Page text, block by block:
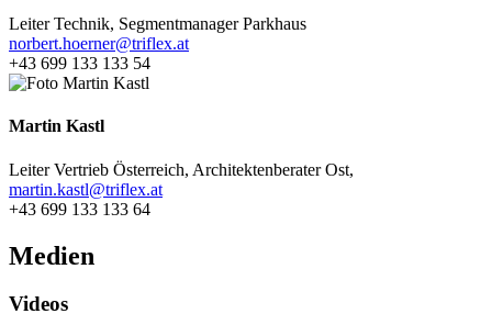
Leiter Technik, Segmentmanager Parkhaus
norbert.hoerner@triflex.at
+43 699 133 133 54
Martin Kastl
Leiter Vertrieb Österreich, Architektenberater Ost,
martin.kastl@triflex.at
+43 699 133 133 64
Medien
Videos